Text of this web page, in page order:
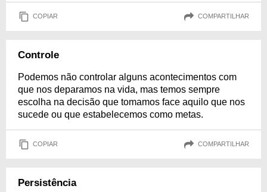
COPIAR COMPARTILHAR
Controle
Podemos não controlar alguns acontecimentos com
que nos deparamos na vida, mas temos sempre
escolha na decisão que tomamos face aquilo que nos
sucede ou que estabelecemos como metas.
COPIAR COMPARTILHAR
Persistência